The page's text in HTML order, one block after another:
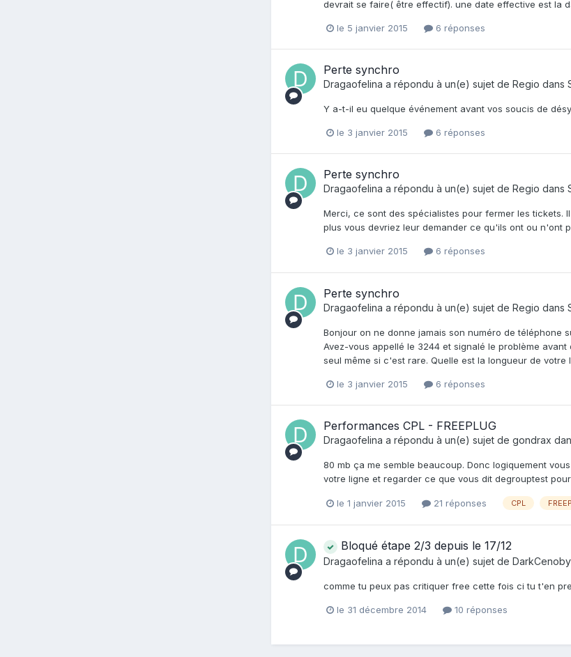
devrait se faire( être effectif). une date effective est la
le 5 janvier 2015 6 réponses
Perte synchro
Dragaofelina a répondu à un(e) sujet de Regio dans
Y a-t-il eu quelque événement avant vos soucis de
le 3 janvier 2015 6 réponses
Perte synchro
Dragaofelina a répondu à un(e) sujet de Regio dans
Merci, ce sont des spécialistes pour fermer les tickets.
plus vous devriez leur demander ce qu'ils ont ou n'ont
le 3 janvier 2015 6 réponses
Perte synchro
Dragaofelina a répondu à un(e) sujet de Regio dans
Bonjour on ne donne jamais son numéro de téléphone
Avez-vous appellé le 3244 et signalé le problème
seul même si c'est rare. Quelle est la longueur de
le 3 janvier 2015 6 réponses
Performances CPL - FREEPLUG
Dragaofelina a répondu à un(e) sujet de gondrax
80 mb ça me semble beaucoup. Donc logiquement
votre ligne et regarder ce que vous dit degrouptest
le 1 janvier 2015 21 réponses CPL
Bloqué étape 2/3 depuis le 17/12
Dragaofelina a répondu à un(e) sujet de
comme tu peux pas critiquer free cette fois ci tu t'en
le 31 décembre 2014 10 réponses